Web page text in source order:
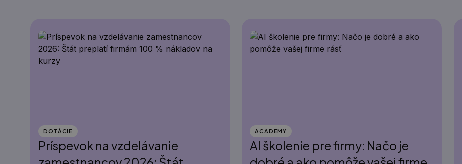
DOTÁCIE
Príspevok na vzdelávanie
ACADEMY
AI školenie pre firmy: Načo je